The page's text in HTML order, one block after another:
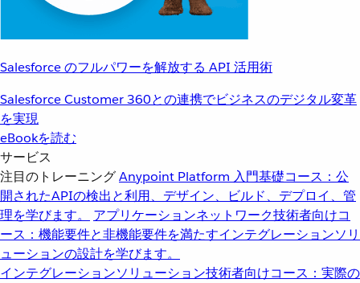
Salesforce のフルパワーを解放する API 活用術
Salesforce Customer 360との連携でビジネスのデジタル変革
を実現
eBookを読む
サービス
注目のトレーニングAnypoint Platform 入門基礎コース：公
開されたAPIの検出と利用、デザイン、ビルド、デプロイ、管
理を学びます。
アプリケーションネットワーク技術者向けコ
ース：機能要件と非機能要件を満たすインテグレーションソリ
ューションの設計を学びます。
インテグレーションソリューション技術者向けコース：実際の